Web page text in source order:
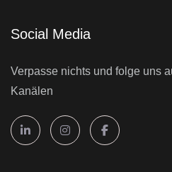
Social Media
Verpasse nichts und folge uns
Kanälen